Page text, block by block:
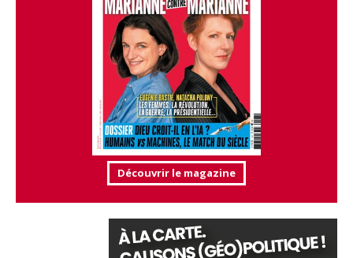
Découvrir le magazine